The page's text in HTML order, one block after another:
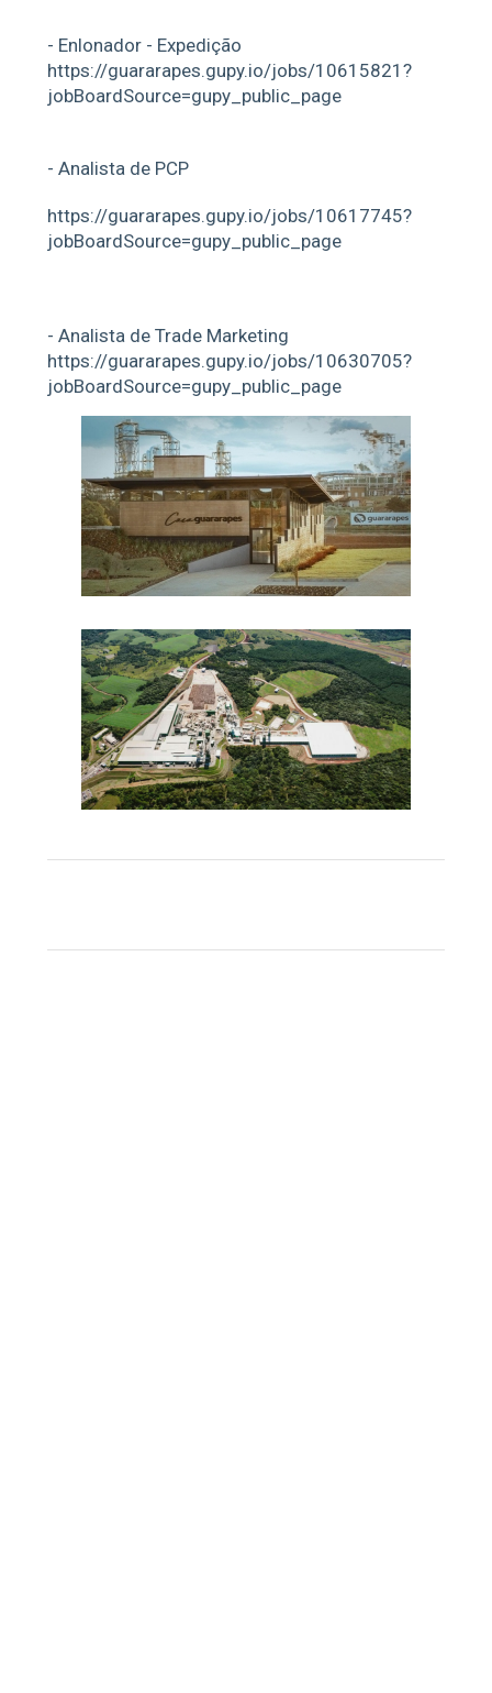
- Enlonador - Expedição
https://guararapes.gupy.io/jobs/10615821?
jobBoardSource=gupy_public_page
- Analista de PCP
https://guararapes.gupy.io/jobs/10617745?
jobBoardSource=gupy_public_page
- Analista de Trade Marketing
https://guararapes.gupy.io/jobs/10630705?
jobBoardSource=gupy_public_page